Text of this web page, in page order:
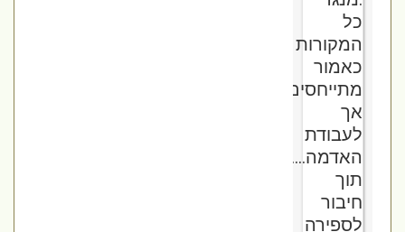
כל
המקורות
כאמור
מתייחסים
אך
לעבודת
האדמה....
תוך
חיבור
לספירה